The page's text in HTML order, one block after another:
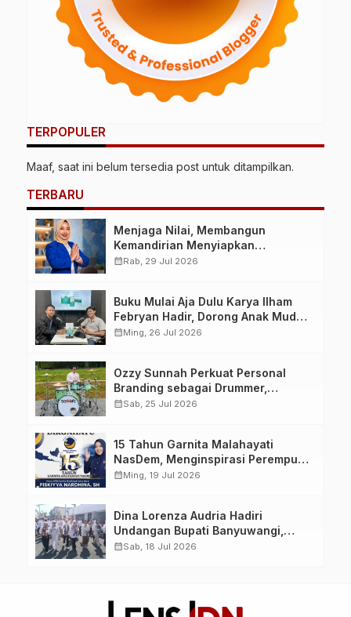
TERPOPULER
Maaf, saat ini belum tersedia post untuk ditampilkan.
TERBARU
Menjaga Nilai, Membangun
Kemandirian Menyiapkan
Kepemimpinan Ekonomi Perempuan
Jamaah
calendar_monthRab, 29 Jul 2026
Buku Mulai Aja Dulu Karya Ilham
Febryan Hadir, Dorong Anak Muda
Berhenti Menunda dan Mulai
calendar_monthMing, 26 Jul 2026
Ozzy Sunnah Perkuat Personal
Branding sebagai Drummer,
Produser, dan Sutradara Melalui
calendar_monthSab, 25 Jul 2026
15 Tahun Garnita Malahayati
NasDem, Menginspirasi Perempuan
Memimpin Perubahan Bangsa
calendar_monthMing, 19 Jul 2026
Dina Lorenza Audria Hadiri
Undangan Bupati Banyuwangi,
Saksikan Banyuwangi Ethno
calendar_monthSab, 18 Jul 2026